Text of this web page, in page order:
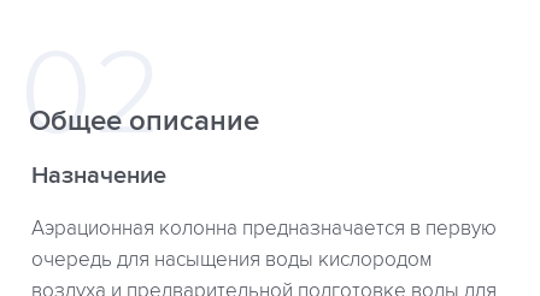
Общее описание
Назначение
Аэрационная колонна предназначается в первую
очередь для насыщения воды кислородом
воздуха и предварительной подготовке воды для